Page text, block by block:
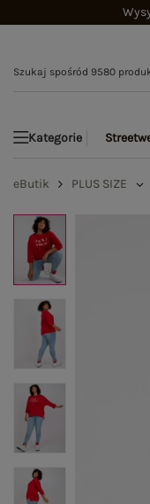
Kategorie
eButik PLUS SIZE